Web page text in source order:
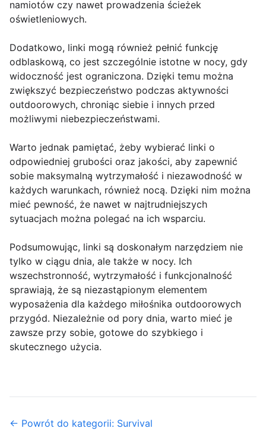
namiotów czy nawet prowadzenia ścieżek
oświetleniowych.
Dodatkowo, linki mogą również pełnić funkcję
odblaskową, co jest szczególnie istotne w nocy, gdy
widoczność jest ograniczona. Dzięki temu można
zwiększyć bezpieczeństwo podczas aktywności
outdoorowych, chroniąc siebie i innych przed
możliwymi niebezpieczeństwami.
Warto jednak pamiętać, żeby wybierać linki o
odpowiedniej grubości oraz jakości, aby zapewnić
sobie maksymalną wytrzymałość i niezawodność w
każdych warunkach, również nocą. Dzięki nim można
mieć pewność, że nawet w najtrudniejszych
sytuacjach można polegać na ich wsparciu.
Podsumowując, linki są doskonałym narzędziem nie
tylko w ciągu dnia, ale także w nocy. Ich
wszechstronność, wytrzymałość i funkcjonalność
sprawiają, że są niezastąpionym elementem
wyposażenia dla każdego miłośnika outdoorowych
przygód. Niezależnie od pory dnia, warto mieć je
zawsze przy sobie, gotowe do szybkiego i
skutecznego użycia.
← Powrót do kategorii: Survival